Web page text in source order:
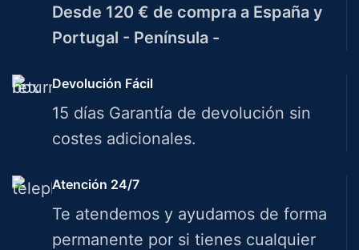
Desde 120 € de compra a España y
Portugal - Península -
Devolución Fácil
15 días Garantía de devolución sin
costes adicionales.
Atención 24/7
Te atendemos y ayudamos de forma
permanente por si tienes cualquier